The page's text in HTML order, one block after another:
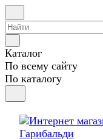
Каталог
По всему сайту
По каталогу